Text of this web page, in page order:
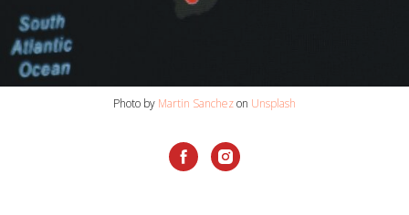
Photo by Martin Sanchezon Unsplash